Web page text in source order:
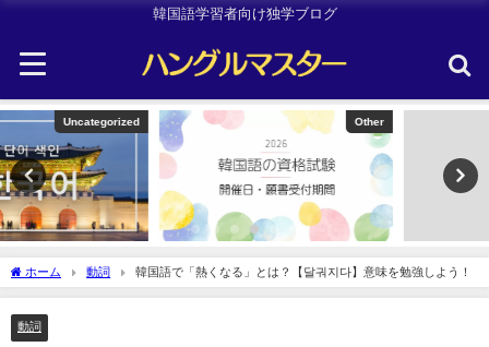
韓国語学習者向け独学ブログ
Other
ホーム 動詞 韓国語で「熱くなる」とは？【달궈지다】意味を勉強しよう！
動詞